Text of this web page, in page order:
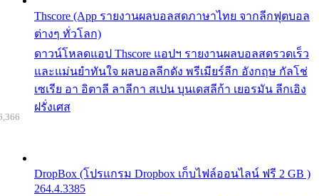
Thscore (App รายงานผลบอลสดภาษาไทย จากลีกฟุตบอล
ต่างๆ ทั่วโลก)
ดาวน์โหลดแอป Thscore แอปฯ รายงานผลบอลสดรวดเร็ว
และแม่นยำทันใจ ผลบอลลีกดัง พรีเมียร์ลีก อังกฤษ กัลโช่
เซเรีย อา อิตาลี ลาลีกา สเปน บุนเดสลีก้า เยอรมัน ลีกเอิง
ฝรั่งเศส
DropBox (โปรแกรม Dropbox เก็บไฟล์ออนไลน์ ฟรี 2 GB )
264.4.3385